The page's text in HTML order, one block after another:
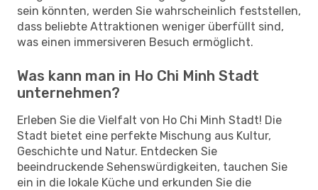
sein könnten, werden Sie wahrscheinlich feststellen,
dass beliebte Attraktionen weniger überfüllt sind,
was einen immersiveren Besuch ermöglicht.
Was kann man in Ho Chi Minh Stadt
unternehmen?
Erleben Sie die Vielfalt von Ho Chi Minh Stadt! Die
Stadt bietet eine perfekte Mischung aus Kultur,
Geschichte und Natur. Entdecken Sie
beeindruckende Sehenswürdigkeiten, tauchen Sie
ein in die lokale Küche und erkunden Sie die